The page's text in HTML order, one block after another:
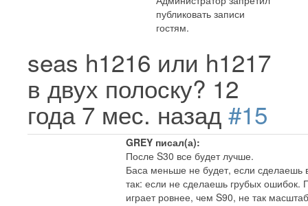
публиковать записи
гостям.
seas h1216 или h1217
в двух полоску? 12
года 7 мес. назад #15
GREY писал(а):
После S30 все будет лучше.
Баса меньше не будет, если сделаешь
так: если не сделаешь грубых ошибок.
играет ровнее, чем S90, не так